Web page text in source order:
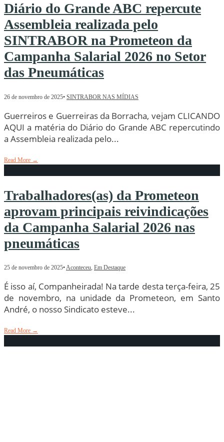
Diário do Grande ABC repercute
Assembleia realizada pelo
SINTRABOR na Prometeon da
Campanha Salarial 2026 no Setor
das Pneumáticas
26 de novembro de 2025• SINTRABOR NAS MÍDIAS
Guerreiros e Guerreiras da Borracha, vejam CLICANDO
AQUI a matéria do Diário do Grande ABC repercutindo
a Assembleia realizada pelo...
Read More →
Trabalhadores(as) da Prometeon
aprovam principais reivindicações
da Campanha Salarial 2026 nas
pneumáticas
25 de novembro de 2025•Aconteceu, Em Destaque
É isso aí, Companheirada! Na tarde desta terça-feira, 25
de novembro, na unidade da Prometeon, em Santo
André, o nosso Sindicato esteve...
Read More →